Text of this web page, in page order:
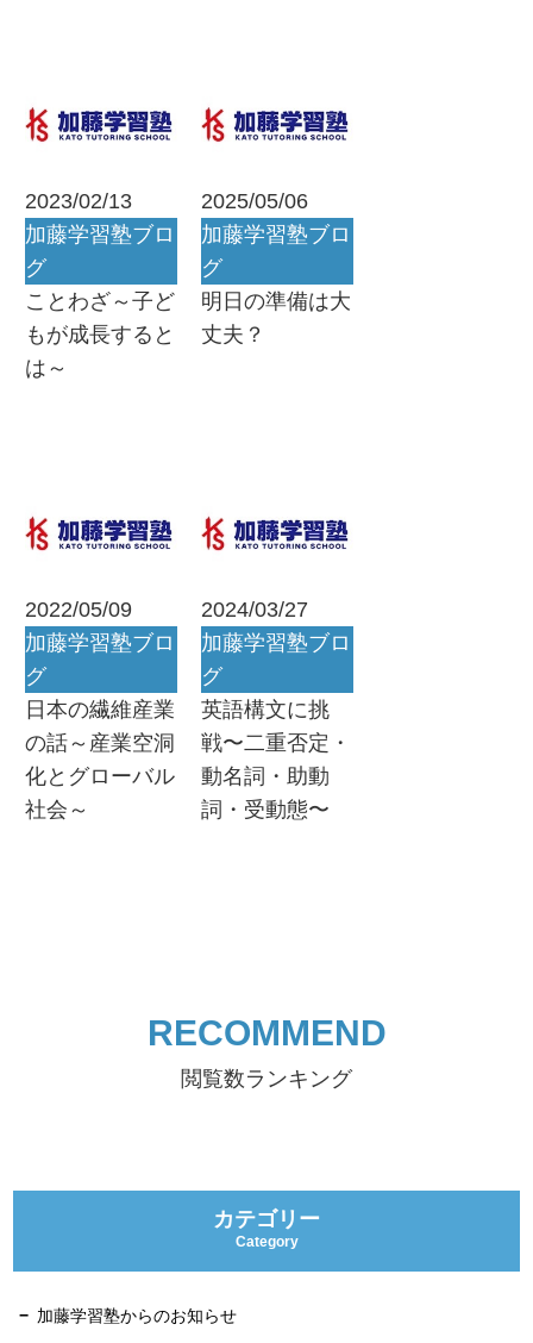
2023/02/13
加藤学習塾ブロ
グ
ことわざ～子ど
もが成長すると
は～
2025/05/06
加藤学習塾ブロ
グ
明日の準備は大
丈夫？
2022/05/09
加藤学習塾ブロ
グ
日本の繊維産業
の話～産業空洞
化とグローバル
社会～
2024/03/27
加藤学習塾ブロ
グ
英語構文に挑
戦〜二重否定・
動名詞・助動
詞・受動態〜
RECOMMEND
閲覧数ランキング
カテゴリー
Category
加藤学習塾からのお知らせ